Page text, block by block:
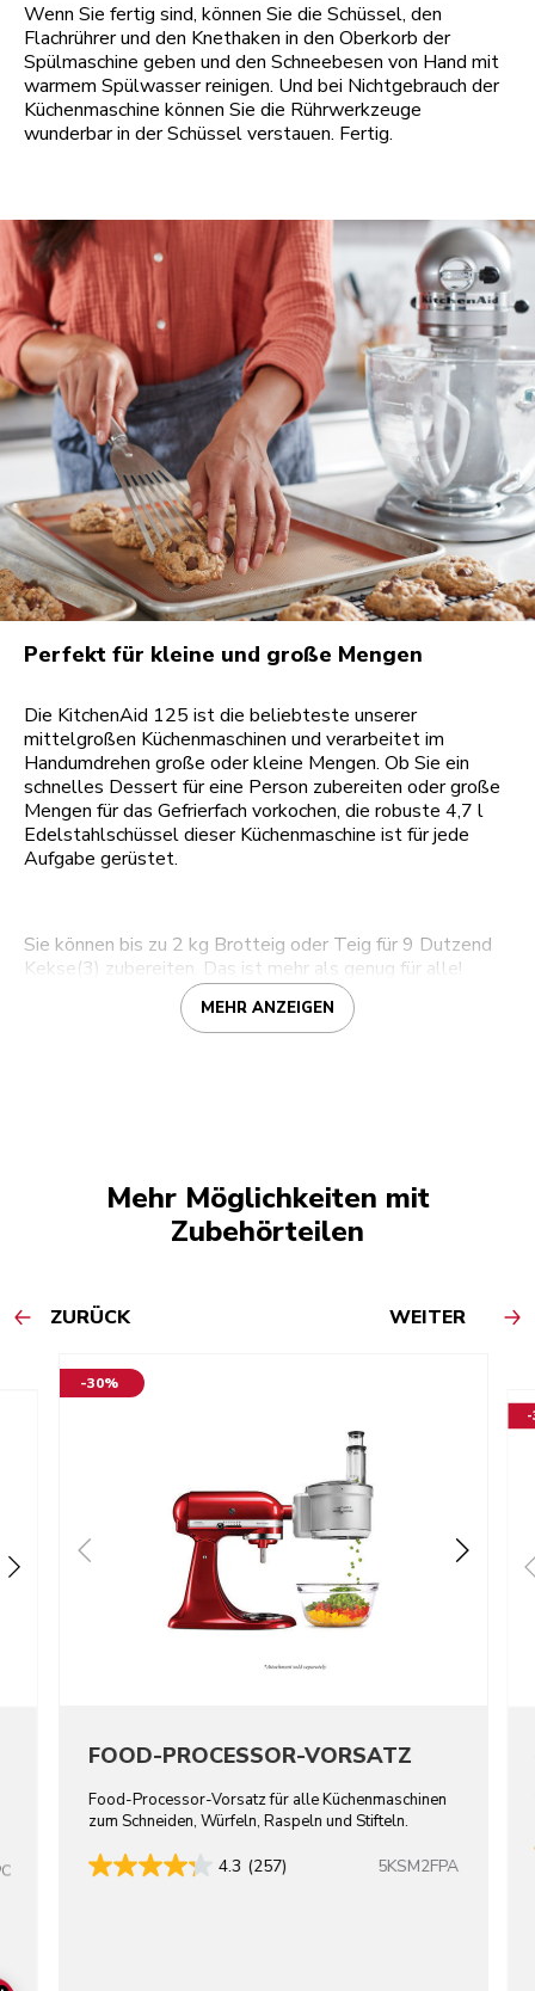
Wenn Sie fertig sind, können Sie die Schüssel, den
Flachrührer und den Knethaken in den Oberkorb der
Spülmaschine geben und den Schneebesen von Hand mit
warmem Spülwasser reinigen. Und bei Nichtgebrauch der
Küchenmaschine können Sie die Rührwerkzeuge
wunderbar in der Schüssel verstauen. Fertig.
Perfekt für kleine und große Mengen
Die KitchenAid 125 ist die beliebteste unserer
mittelgroßen Küchenmaschinen und verarbeitet im
Handumdrehen große oder kleine Mengen. Ob Sie ein
schnelles Dessert für eine Person zubereiten oder große
Mengen für das Gefrierfach vorkochen, die robuste 4,7 l
Edelstahlschüssel dieser Küchenmaschine ist für jede
Aufgabe gerüstet.
Sie können bis zu 2 kg Brotteig oder Teig für 9 Dutzend
Kekse(3) zubereiten. Das ist mehr als genug für alle!
MEHR ANZEIGEN
Mehr Möglichkeiten mit
Zubehörteilen
ZURÜCK WEITER
-30%
FOOD-PROCESSOR-VORSATZ
Food-Processor-Vorsatz für alle Küchenmaschinen
zum Schneiden, Würfeln, Raspeln und Stifteln.
4.3 (257) 5KSM2FPA
-